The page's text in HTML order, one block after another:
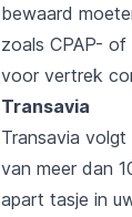
bewaard
zoals CPAP-
voor vertrek
Transavia
Transavia
van meer dan
apart tasje in